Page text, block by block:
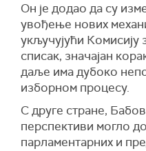
Он је додао да су
увођење нових
укључујући Комисију
списак, значајан
даље има дубоко
изборном процесу.
С друге стране,
перспективи могло
парламентарних и